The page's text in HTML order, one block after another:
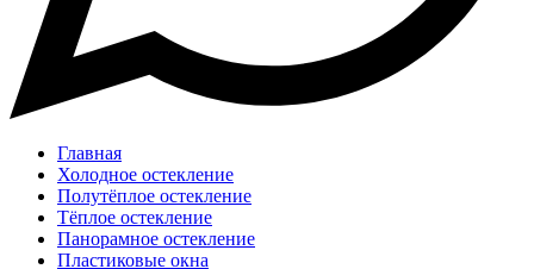
Главная
Холодное остекление
Полутёплое остекление
Тёплое остекление
Панорамное остекление
Пластиковые окна